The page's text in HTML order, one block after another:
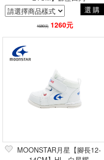
選購
1680元 1260元
MOONSTAR月星【腳長12-